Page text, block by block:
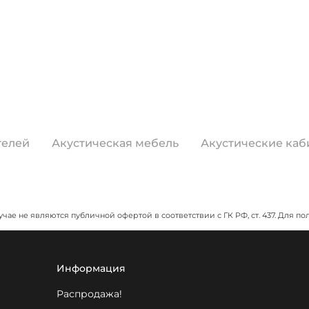
Акустическая мебель Акустические
не являются публичной офертой в соответствии с ГК РФ, ст. 437.
Информация
Распродажа!